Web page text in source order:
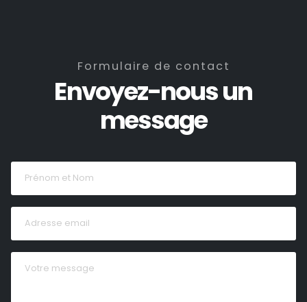
Formulaire de contact
Envoyez-nous un
message